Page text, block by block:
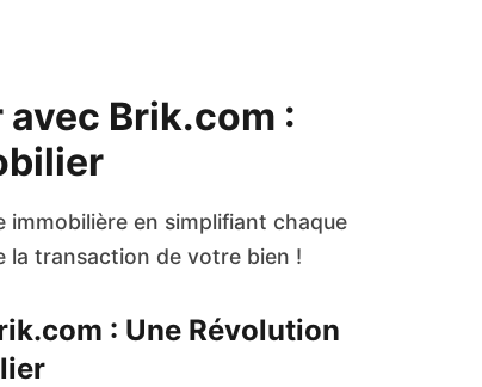
Brik.com :
en simplifiant chaque
la transaction de votre bien !
: Une Révolution